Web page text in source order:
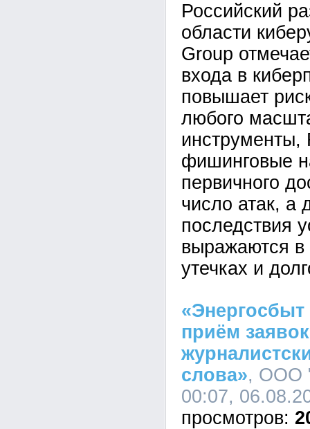
Российский
области
Group
входа в
повышает
любого
фишинговые
первичного
число атак, а
последствия
выражаются в
утечках и
приём
слова», ООО
00:07,